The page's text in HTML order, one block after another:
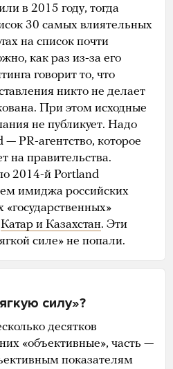
в 2015 году, тогда
30 самых влиятельных
на список почти
как раз из-за его
говорит то, что
никто не делает
При этом исходные
не публикует. Надо
PR-агентство, которое
на правительства.
2014-й Portland
имиджа российских
Катар и Казахстан. Эти
силе» не попали.
силу»?
десятков
«объективные», часть —
показателям